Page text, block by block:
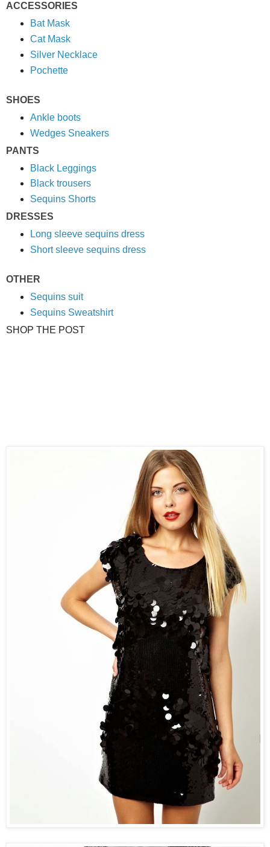
ACCESSORIES
Bat Mask
Cat Mask
Silver Necklace
Pochette
SHOES
Ankle boots
Wedges Sneakers
PANTS
Black Leggings
Black trousers
Sequins Shorts
DRESSES
Long sleeve sequins dress
Short sleeve sequins dress
OTHER
Sequins suit
Sequins Sweatshirt
SHOP THE POST